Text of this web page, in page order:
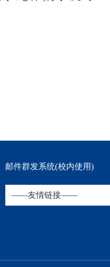
邮件群发系统(校内使用)